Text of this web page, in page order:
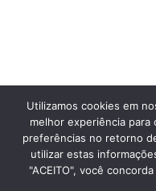
Utilizamos cookies em
melhor experiência
preferências no retorno
utilizar estas
"ACEITO", você